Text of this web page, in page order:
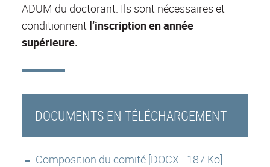
ADUM du doctorant. Ils sont nécessaires et
conditionnent l’inscription en année
supérieure.
DOCUMENTS EN TÉLÉCHARGEMENT
Composition du comité [DOCX - 187 Ko]